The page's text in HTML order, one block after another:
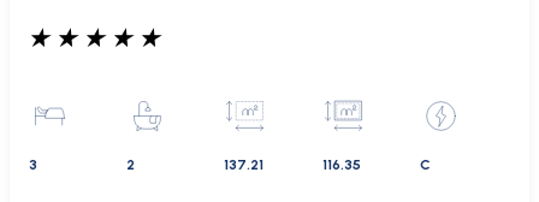
★ ★ ★ ★ ★
3 2 137.21 116.35 C